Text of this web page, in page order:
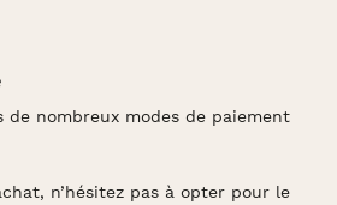
de nombreux modes de paiement
n’hésitez pas à opter pour le